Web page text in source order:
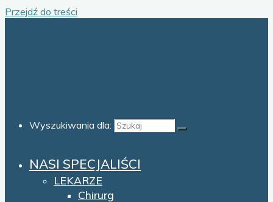
Przejdź do treści
Wyszukiwania dla:
NASI SPECJALIŚCI
LEKARZE
Chirurg